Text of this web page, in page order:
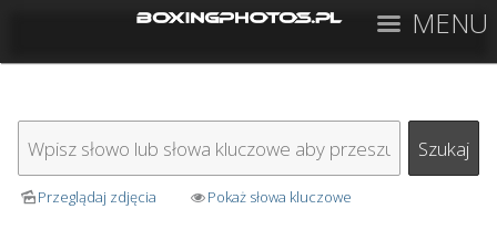
MENU
Przeglądaj zdjęcia Pokaż słowa kluczowe